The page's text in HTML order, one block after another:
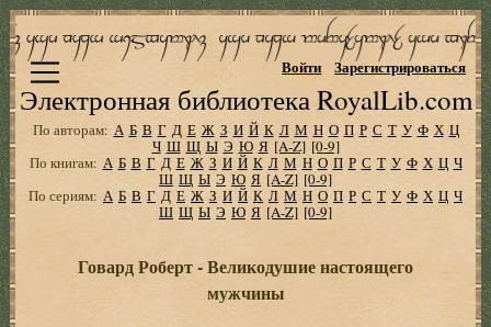
Электронная библиотека RoyalLib.com
Войти Зарегистрироваться
По авторам: А Б В Г Д Е Ж З И Й К Л М Н О П Р С Т У Ф Х Ц
Ч Ш Щ Ы Э Ю Я [A-Z] [0-9]
По книгам: А Б В Г Д Е Ж З И Й К Л М Н О П Р С Т У Ф Х Ц Ч
Ш Щ Ы Э Ю Я [A-Z] [0-9]
По сериям: А Б В Г Д Е Ж З И Й К Л М Н О П Р С Т У Ф Х Ц Ч
Ш Щ Ы Э Ю Я [A-Z] [0-9]
Говард Роберт - Великодушие настоящего
мужчины